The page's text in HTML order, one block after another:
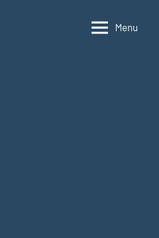
Menu